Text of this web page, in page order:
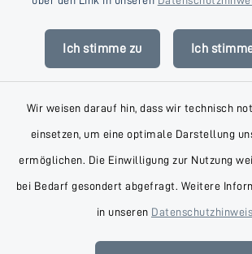
Ich stimme zu Ich
Wir weisen darauf hin, dass wir technisch
einsetzen, um eine optimale Darstellung
ermöglichen. Die Einwilligung zur Nutzung
bei Bedarf gesondert abgefragt. Weitere
in unseren
Datenschutz
Impressum
Sitemap